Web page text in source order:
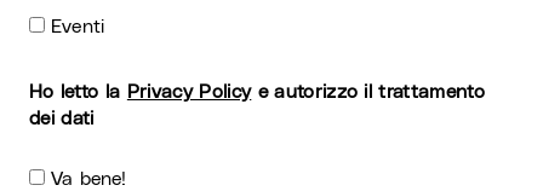
Eventi
Ho letto la Privacy Policye autorizzo il trattamento
dei dati
Va bene!